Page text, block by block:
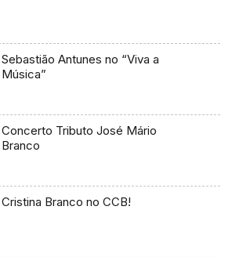
Sebastião Antunes no “Viva a
Música”
Concerto Tributo José Mário
Branco
Cristina Branco no CCB!